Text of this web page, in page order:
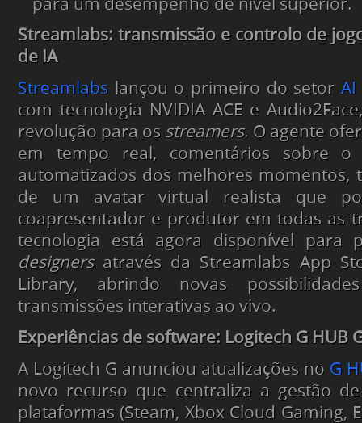
para um desempenho de nível superior.
Streamlabs: transmissão e controlo de
de IA
Streamlabs lançou o primeiro do setor AI
com tecnologia NVIDIA ACE e
revolução para os streamers. O agente
em tempo real, comentários sobre
automatizados dos melhores momentos,
de um avatar virtual realista que
coapresentador e produtor em todas as
tecnologia está agora disponível para
designers através da Streamlabs App
Library, abrindo novas
transmissões interativas ao vivo.
Experiências de software: Logitech G HUB
A Logitech G anunciou atualizações no G
novo recurso que centraliza a gestão
plataformas (Steam, Xbox Cloud Gaming,